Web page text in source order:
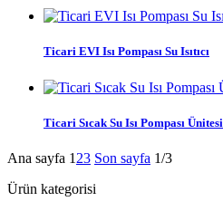
Ticari EVI Isı Pompası Su Isıtıcı
Ticari Sıcak Su Isı Pompası Ünitesi
Ana sayfa 1 23 Son sayfa 1/3
Ürün kategorisi